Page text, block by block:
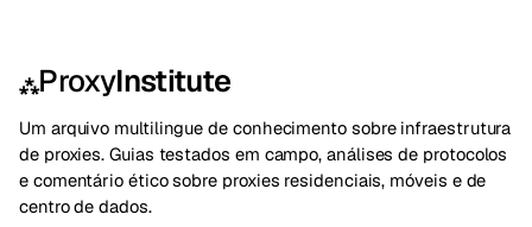
⁂ProxyInstitute
Um arquivo multilingue de conhecimento sobre infraestrutura
de proxies. Guias testados em campo, análises de protocolos
e comentário ético sobre proxies residenciais, móveis e de
centro de dados.